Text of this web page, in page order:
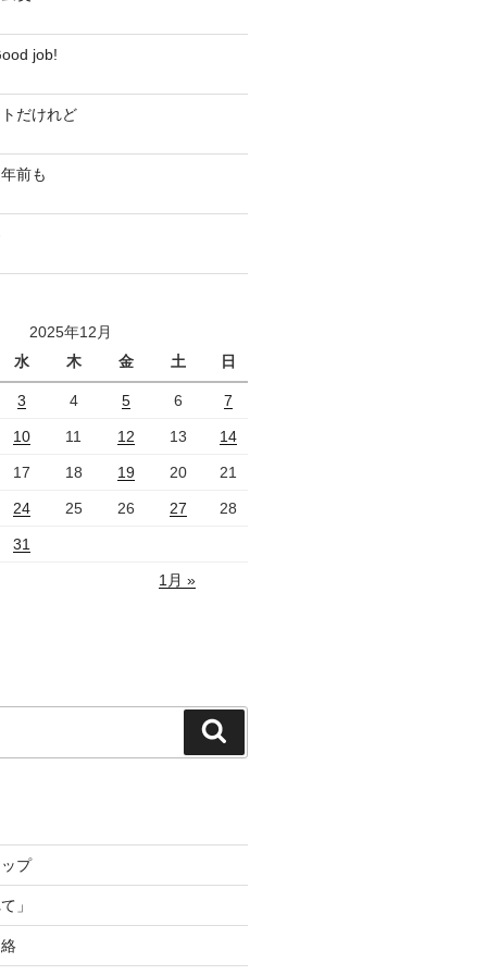
job!
だけれど
前も
2025年12月
水
木 金 土 日
3 4 5 6 7
10 11 12 13 14
17 18 19 20 21
24 25 26 27 28
31
1月 »
索
プ
」